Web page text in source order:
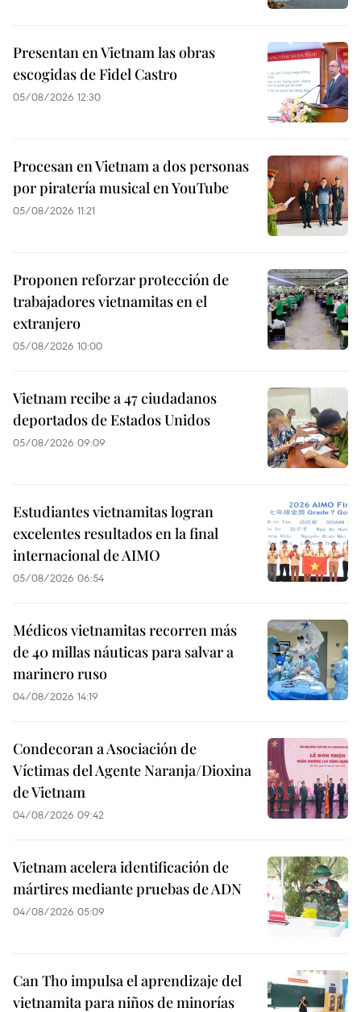
Presentan en Vietnam las obras
escogidas de Fidel Castro
05/08/2026 12:30
Procesan en Vietnam a dos personas
por piratería musical en YouTube
05/08/2026 11:21
Proponen reforzar protección de
trabajadores vietnamitas en el
extranjero
05/08/2026 10:00
Vietnam recibe a 47 ciudadanos
deportados de Estados Unidos
05/08/2026 09:09
Estudiantes vietnamitas logran
excelentes resultados en la final
internacional de AIMO
05/08/2026 06:54
Médicos vietnamitas recorren más
de 40 millas náuticas para salvar a
marinero ruso
04/08/2026 14:19
Condecoran a Asociación de
Víctimas del Agente Naranja/Dioxina
de Vietnam
04/08/2026 09:42
Vietnam acelera identificación de
mártires mediante pruebas de ADN
04/08/2026 05:09
Can Tho impulsa el aprendizaje del
vietnamita para niños de minorías